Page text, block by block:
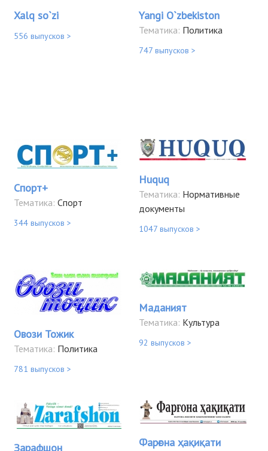
Xalq so`zi
556 выпусков >
Yangi O`zbekiston
Тематика: Политика
747 выпусков >
Спорт+
Тематика: Спорт
344 выпусков >
Huquq
Тематика: Нормативные
документы
1047 выпусков >
Овози Тожик
Тематика: Политика
781 выпусков >
Маданият
Тематика: Культура
92 выпусков >
Зарафшон Фарғона ҳақиқати